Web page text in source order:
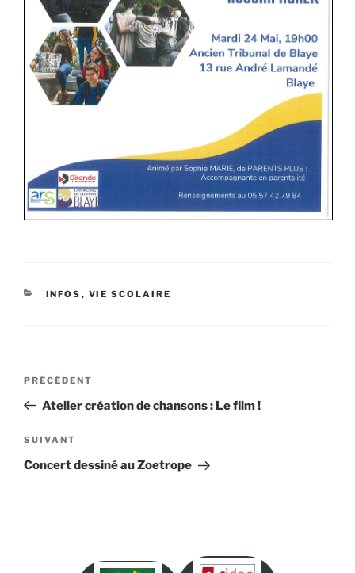
CATÉGORIES
INFOS , VIE SCOLAIRE
Navigation
l’article
Article
précédent
PRÉCÉDENT
Atelier création de chansons : Le film !
Article
suivant
SUIVANT
Concert dessiné au Zoetrope